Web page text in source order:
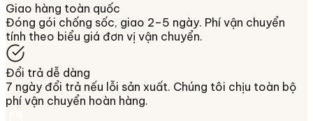
Giao hàng toàn quốc
Đóng gói chống sốc, giao 2–5 ngày. Phí vận chuyển
tính theo biểu giá đơn vị vận chuyển.
Đổi trả dễ dàng
7 ngày đổi trả nếu lỗi sản xuất. Chúng tôi chịu toàn bộ
phí vận chuyển hoàn hàng.